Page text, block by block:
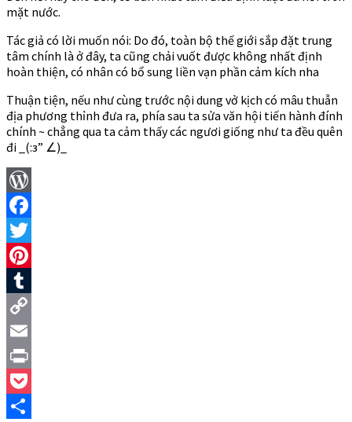
mặt nước.
Tác giả có lời muốn nói: Do đó, toàn bộ thế giới sắp đặt trung
tâm chính là ở đây, ta cũng chải vuốt được không nhất định
hoàn thiện, có nhân có bổ sung liền vạn phần cảm kích nha
Thuận tiện, nếu như cùng trước nội dung vở kịch có mâu thuẫn
địa phương thỉnh đưa ra, phía sau ta sửa văn hội tiến hành đính
chính ~ chẳng qua ta cảm thấy các ngươi giống như ta đều quên
đi _(:з” ∠)_
WordPress
Facebook
Twitter
Pinterest
Tumblr
Copy
Link
Email
Print
Pocket